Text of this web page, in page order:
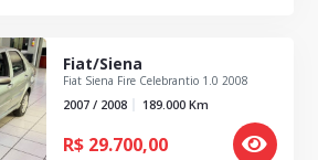
Fiat/Siena
Fiat Siena Fire Celebrantio 1.0 2008
2007 / 2008 189.000 Km
R$ 29.700,00